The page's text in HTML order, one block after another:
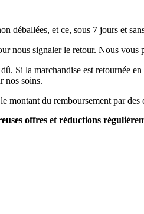
déballées, et ce, sous 7 jours et
nous signaler le retour. Nous
Si la marchandise est retournée
nos soins.
montant du remboursement par
offres et réductions